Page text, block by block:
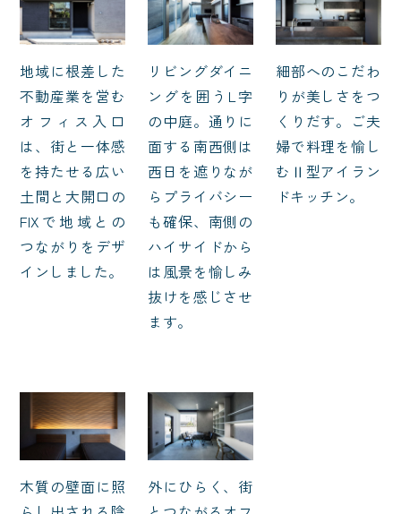
地域に根差した
不動産業を営む
オフィス入口
は、街と一体感
を持たせる広い
土間と大開口の
FIXで地域との
つながりをデザ
インしました。
リビングダイニ
ングを囲うL字
の中庭。通りに
面する南西側は
西日を遮りなが
らプライバシー
も確保、南側の
ハイサイドから
は風景を愉しみ
抜けを感じさせ
ます。
細部へのこだわ
りが美しさをつ
くりだす。ご夫
婦で料理を愉し
むⅡ型アイラン
ドキッチン。
木質の壁面に照
外にひらく、街